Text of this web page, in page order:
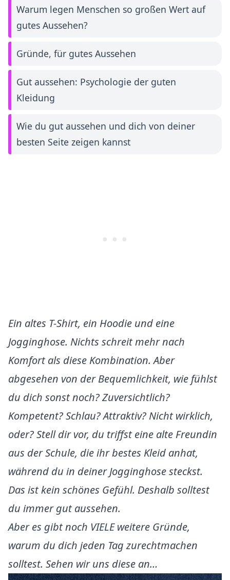
Warum legen Menschen so großen Wert auf
gutes Aussehen?
Gründe, für gutes Aussehen
Gut aussehen: Psychologie der guten
Kleidung
Wie du gut aussehen und dich von deiner
besten Seite zeigen kannst
Ein altes T-Shirt, ein Hoodie und eine
Jogginghose. Nichts schreit mehr nach
Komfort als diese Kombination. Aber
abgesehen von der Bequemlichkeit, wie fühlst
du dich sonst noch? Zuversichtlich?
Kompetent? Schlau? Attraktiv? Nicht wirklich,
oder? Stell dir vor, du triffst eine alte Freundin
aus der Schule, die ihr bestes Kleid anhat,
während du in deiner Jogginghose steckst.
Das ist kein schönes Gefühl. Deshalb solltest
du immer gut aussehen.
Aber es gibt noch VIELE weitere Gründe,
warum du dich jeden Tag zurechtmachen
solltest. Sehen wir uns diese an…